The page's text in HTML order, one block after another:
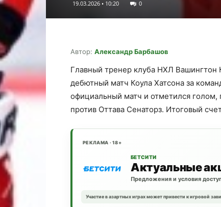
19.03.2026 • 10:20 0
Автор: Александр Барбашов
Главный тренер клуба НХЛ Вашингтон
дебютный матч Коула Хатсона за
официальный матч и отметился голом,
против Оттава Сенаторз. Итоговый
РЕКЛАМА · 18+
БЕТСИТИ
Актуальные
Предложения и условия
Участие в азартных играх может привести к игровой